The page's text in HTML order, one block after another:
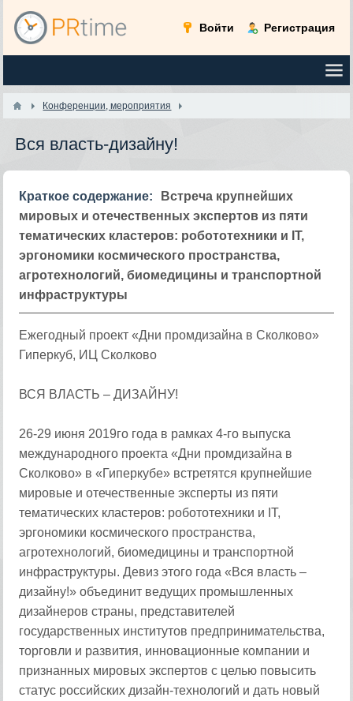
Войти Регистрация
Конференции, мероприятия
Вся власть-дизайну!
Краткое содержание:
Встреча крупнейших
мировых и отечественных экспертов из пяти
тематических кластеров: робототехники и IT,
эргономики космического пространства,
агротехнологий, биомедицины и транспортной
инфраструктуры
Ежегодный проект «Дни промдизайна в Сколково»
Гиперкуб, ИЦ Сколково
ВСЯ ВЛАСТЬ – ДИЗАЙНУ!
26-29 июня 2019го года в рамках 4-го выпуска
международного проекта «Дни промдизайна в
Сколково» в «Гиперкубе» встретятся крупнейшие
мировые и отечественные эксперты из пяти
тематических кластеров: робототехники и IT,
эргономики космического пространства,
агротехнологий, биомедицины и транспортной
инфраструктуры. Девиз этого года «Вся власть –
дизайну!» объединит ведущих промышленных
дизайнеров страны, представителей
государственных институтов предпринимательства,
торговли и развития, инновационные компании и
признанных мировых экспертов с целью повысить
статус российских дизайн-технологий и дать новый